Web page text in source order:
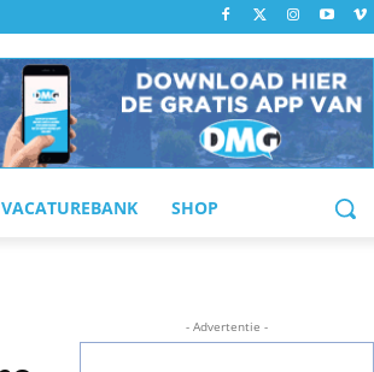
VACATUREBANK SHOP
- Advertentie -